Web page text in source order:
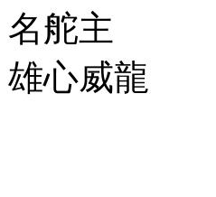
舵主
心威龍